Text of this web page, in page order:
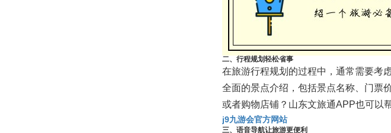
二、行程规划轻松省事
在旅游行程规划的过程中，通常需要考
全面的景点介绍，包括景点名称、门票
或者购物店铺？山东文旅通APP也可以
j9九游会官方网站
三、语音导航让旅游更便利